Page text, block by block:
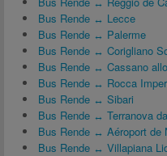
Bus Rende ↔ Lecce
Bus Rende ↔ Palerme
Bus Rende ↔ Corigliano
Bus Rende ↔ Cassano
Bus Rende ↔ Rocca
Bus Rende ↔ Sibari
Bus Rende ↔ Terranova
Bus Rende ↔ Aéroport de
Bus Rende ↔ Villapiana